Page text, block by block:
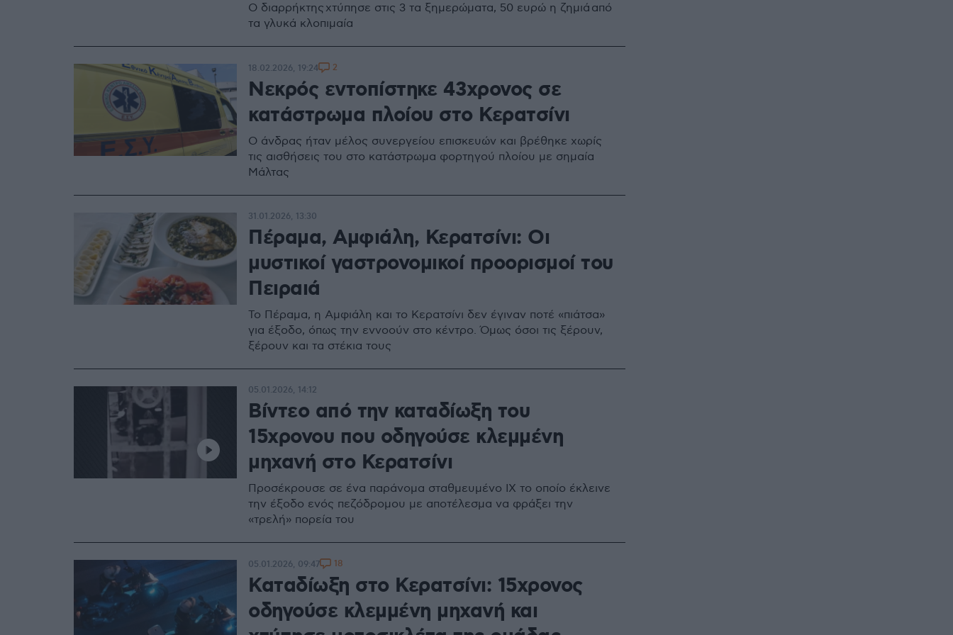
Ο διαρρήκτης χτύπησε στις 3 τα ξημερώματα, 50 ευρώ η ζημιά από
τα γλυκά κλοπιμαία
Νεκρός εντοπίστηκε 43χρονος σε
κατάστρωμα πλοίου στο Κερατσίνι
O άνδρας ήταν μέλος συνεργείου επισκευών και βρέθηκε χωρίς
τις αισθήσεις του στο κατάστρωμα φορτηγού πλοίου με σημαία
Μάλτας
18.02.2026, 19:24 2
Πέραμα, Αμφιάλη, Κερατσίνι: Οι
μυστικοί γαστρονομικοί προορισμοί του
Πειραιά
Το Πέραμα, η Αμφιάλη και το Κερατσίνι δεν έγιναν ποτέ «πιάτσα»
για έξοδο, όπως την εννοούν στο κέντρο. Όμως όσοι τις ξέρουν,
ξέρουν και τα στέκια τους
31.01.2026, 13:30
Βίντεο από την καταδίωξη του
15χρονου που οδηγούσε κλεμμένη
μηχανή στο Κερατσίνι
Προσέκρουσε σε ένα παράνομα σταθμευμένο ΙΧ το οποίο έκλεινε
την έξοδο ενός πεζόδρομου με αποτέλεσμα να φράξει την
«τρελή» πορεία του
05.01.2026, 14:12
Καταδίωξη στο Κερατσίνι: 15χρονος
οδηγούσε κλεμμένη μηχανή και
05.01.2026, 09:47 18